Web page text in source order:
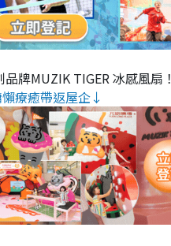
牌MUZIK TIGER 冰感風扇！
療癒帶返屋企↓